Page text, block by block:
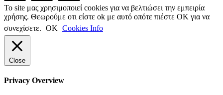
Το site μας χρησιμοποιεί cookies για να βελτιώσει την εμπειρία
χρήσης. Θεωρούμε οτι είστε ok με αυτό οπότε πιέστε ΟΚ για να
συνεχίσετε. ΟΚ Cookies Info
Close
Privacy Overview